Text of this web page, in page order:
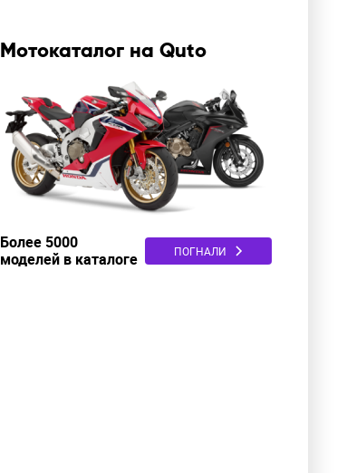
Мотокаталог на Quto
Более 5000
моделей в каталоге
ПОГНАЛИ